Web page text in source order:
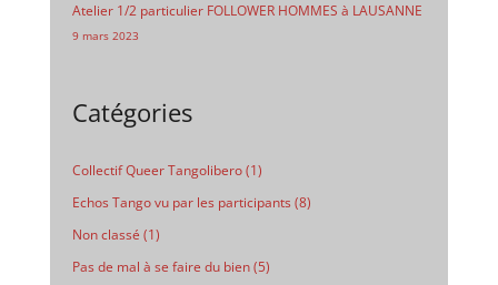
Atelier 1/2 particulier FOLLOWER HOMMES à LAUSANNE
9 mars 2023
Catégories
Collectif Queer Tangolibero(1)
Echos Tango vu par les participants (8)
Non classé (1)
Pas de mal à se faire du bien(5)